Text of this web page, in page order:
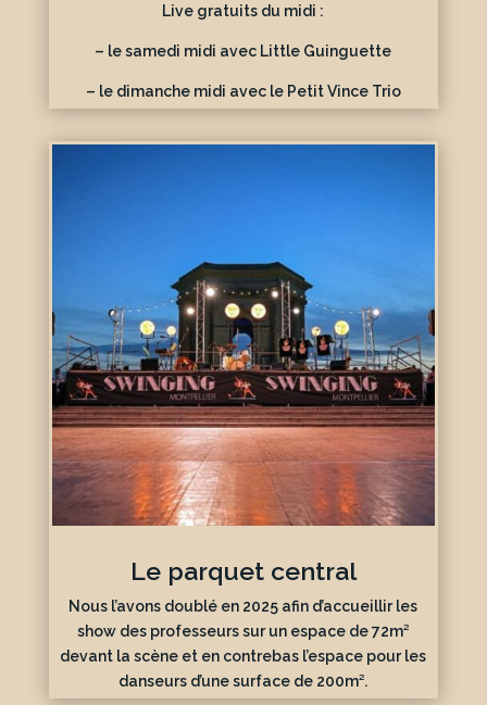
Live gratuits du midi :
– le samedi midi avec Little Guinguette
– le dimanche midi avec le Petit Vince Trio
Le parquet central
Nous l’avons doublé en 2025 afin d’accueillir les
show des professeurs sur un espace de 72m²
devant la scène et en contrebas l’espace pour les
danseurs d’une surface de 200m².